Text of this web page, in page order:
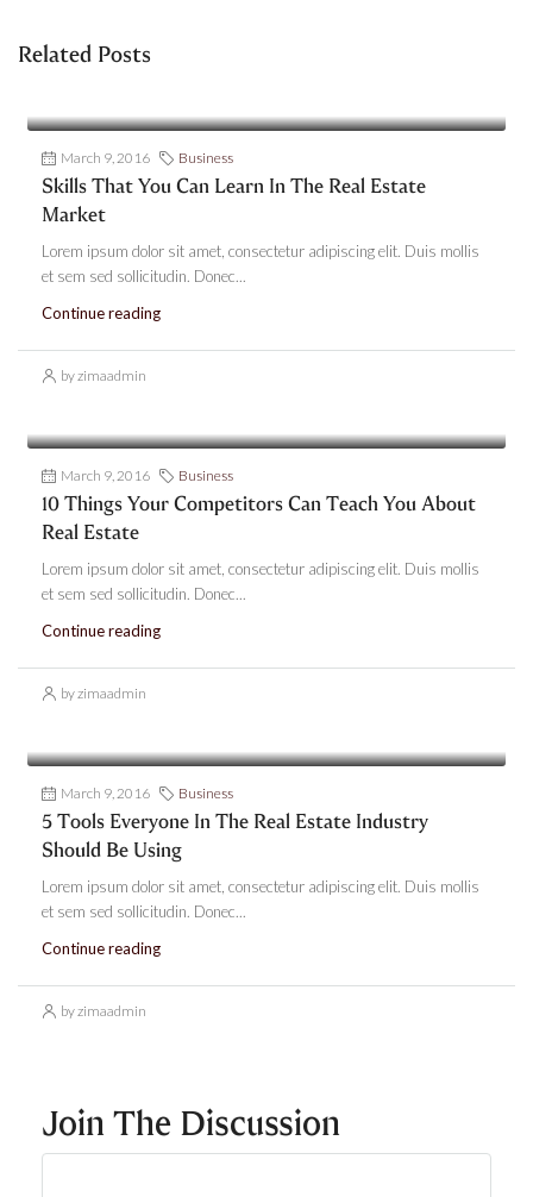
Related Posts
March 9, 2016 Business
Skills That You Can Learn In The Real Estate
Market
Lorem ipsum dolor sit amet, consectetur adipiscing elit. Duis mollis
et sem sed sollicitudin. Donec...
Continue reading
by zimaadmin
March 9, 2016 Business
10 Things Your Competitors Can Teach You About
Real Estate
Lorem ipsum dolor sit amet, consectetur adipiscing elit. Duis mollis
et sem sed sollicitudin. Donec...
Continue reading
by zimaadmin
March 9, 2016 Business
5 Tools Everyone In The Real Estate Industry
Should Be Using
Lorem ipsum dolor sit amet, consectetur adipiscing elit. Duis mollis
et sem sed sollicitudin. Donec...
Continue reading
by zimaadmin
Join The Discussion